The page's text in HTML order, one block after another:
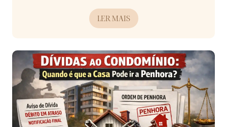
LER MAIS